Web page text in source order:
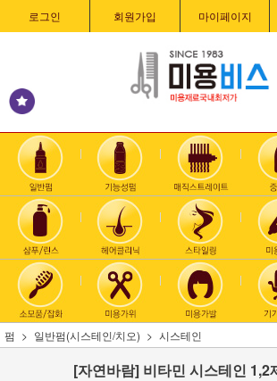
로그인 회원가입 마이페이지
펌 일반펌(시스테인/치오) 시스테인
[자연바람] 비타민 시스테인 1,2